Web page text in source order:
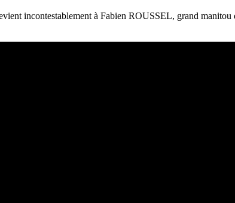
incontestablement à Fabien ROUSSEL, grand manitou